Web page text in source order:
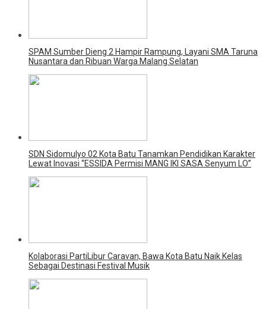
SPAM Sumber Dieng 2 Hampir Rampung, Layani SMA Taruna
Nusantara dan Ribuan Warga Malang Selatan
SDN Sidomulyo 02 Kota Batu Tanamkan Pendidikan Karakter
Lewat Inovasi “ESSIDA Permisi MANG IKI SASA Senyum LO”
Kolaborasi PartiLibur Caravan, Bawa Kota Batu Naik Kelas
Sebagai Destinasi Festival Musik